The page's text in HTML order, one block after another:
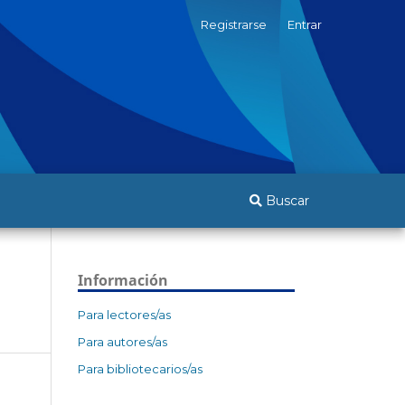
Buscar
Registrarse Entrar
Información
Para lectores/as
Para autores/as
Para bibliotecarios/as